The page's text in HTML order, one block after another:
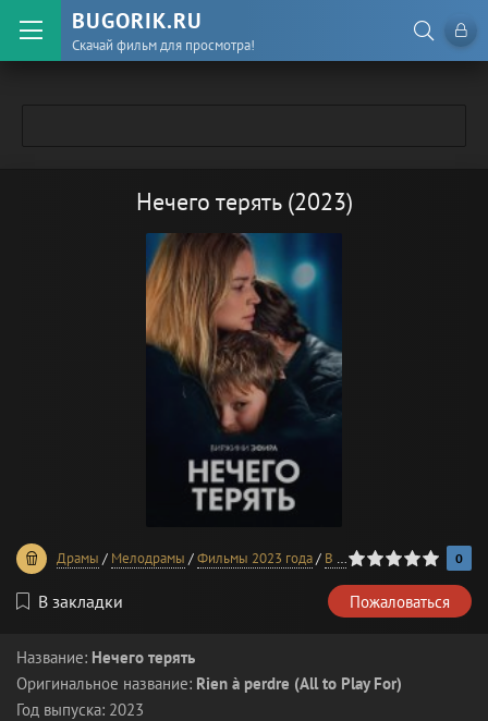
BUGORIK.RU
Скачай фильм для просмотра!
Нечего терять (2023)
Драмы / Мелодрамы /Фильмы 2023 года/ В хорошем качестве
0 1 2 3 4 5 0
В закладки Пожаловаться
Название: Нечего терять
Оригинальное название: Rien à perdre (All to Play For)
Год выпуска: 2023